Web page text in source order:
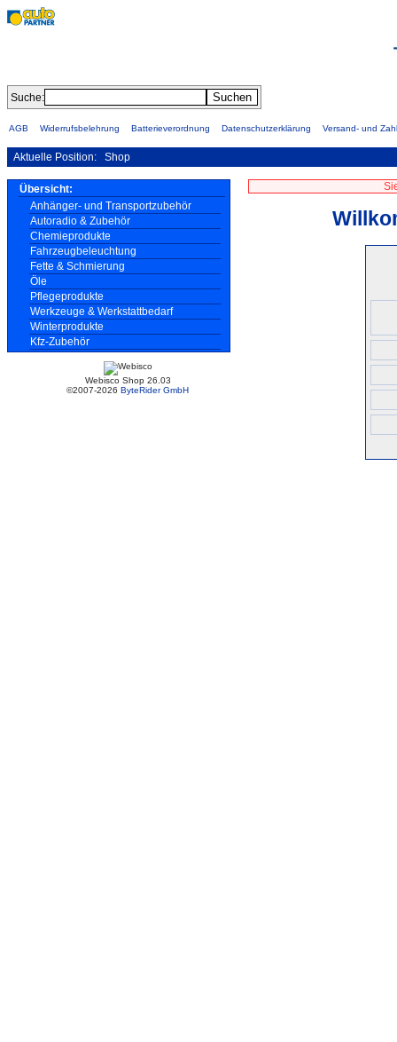
Suche:
AGB Widerrufsbelehrung Batterieverordnung Datenschutzerklärung Versand- und
Aktuelle Position: Shop
Übersicht:
Anhänger- und Transportzubehör
Autoradio & Zubehör
Chemieprodukte
Fahrzeugbeleuchtung
Fette & Schmierung
Öle
Pflegeprodukte
Werkzeuge & Werkstattbedarf
Winterprodukte
Kfz-Zubehör
Webisco Shop 26.03
©2007-2026 ByteRider GmbH